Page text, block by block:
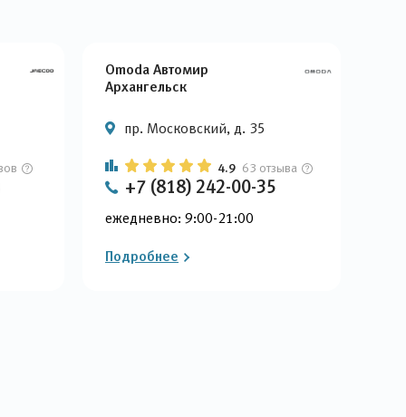
Omoda Автомир
Архангельск
пр. Московский, д. 35
4.9 63 отзыва
+7 (818) 242-00-35
ежедневно: 9:00-21:00
Подробнее